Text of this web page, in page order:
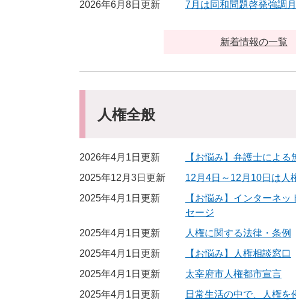
2026年6月8日更新
7月は同和問題啓発強調
新着情報の一覧
人権全般
2026年4月1日更新
【お悩み】弁護士による
2025年12月3日更新
12月4日～12月10日は人
2025年4月1日更新
【お悩み】インターネ
セージ
2025年4月1日更新
人権に関する法律・条例
2025年4月1日更新
【お悩み】人権相談窓口
2025年4月1日更新
太宰府市人権都市宣言
2025年4月1日更新
日常生活の中で、人権